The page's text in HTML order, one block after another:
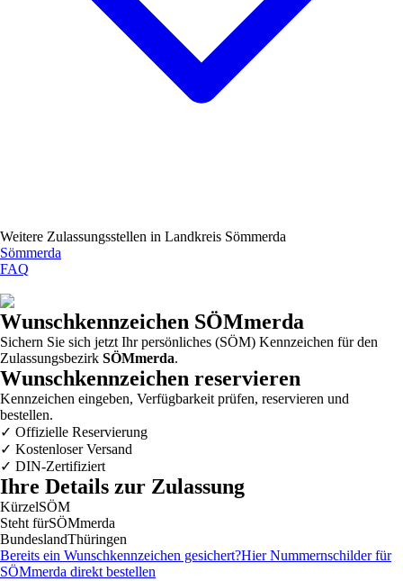
Weitere Zulassungsstellen in Landkreis Sömmerda
Sömmerda
FAQ
Wunschkennzeichen SÖMmerda
Sichern Sie sich jetzt Ihr persönliches (SÖM) Kennzeichen für den
Zulassungsbezirk SÖMmerda.
Wunschkennzeichen reservieren
Kennzeichen eingeben, Verfügbarkeit prüfen, reservieren und
bestellen.
✓ Offizielle Reservierung
✓ Kostenloser Versand
✓ DIN-Zertifiziert
Ihre Details zur Zulassung
KürzelSÖM
Steht fürSÖMmerda
BundeslandThüringen
Bereits ein Wunschkennzeichen gesichert?Hier Nummernschilder für
SÖMmerda direkt bestellen